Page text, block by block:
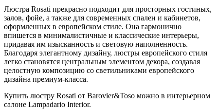
Люстра Rosati прекрасно подходит для просторных гостиных,
залов, фойе, а также для современных спален и кабинетов,
оформленных в европейском стиле. Она гармонично
впишется в минималистичные и классические интерьеры,
придавая им изысканность и световую наполненность.
Благодаря элегантному дизайну, люстры европейского стиля
легко становятся центральным элементом декора, создавая
целостную композицию со светильниками европейского
дизайна премиум-класса.
Купить люстру Rosati от Barovier&Toso можно в интерьерном
салоне Lampadario Interior.